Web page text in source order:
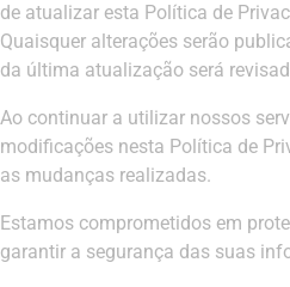
de atualizar esta Política de
Quaisquer alterações serão
da última atualização será
Ao continuar a utilizar nossos
modificações nesta Política de
as mudanças realizadas.
Estamos comprometidos em
garantir a segurança das suas